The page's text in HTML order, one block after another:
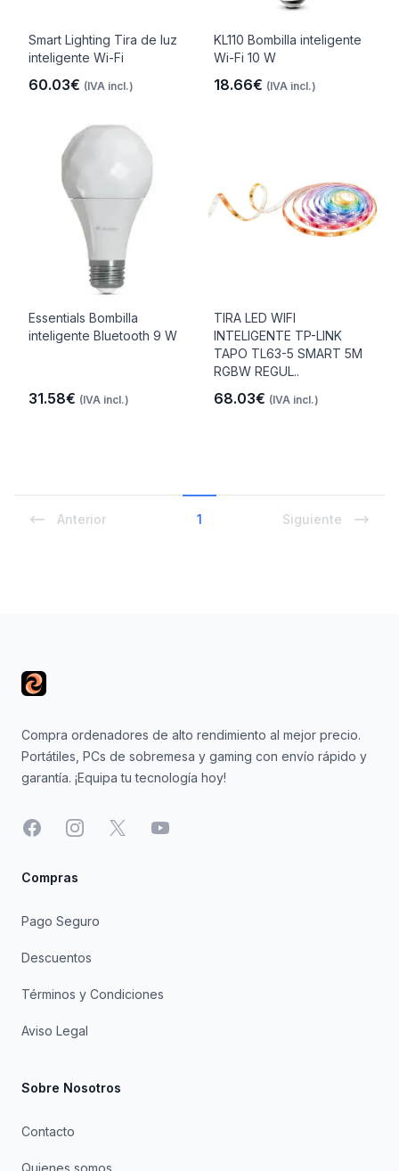
Smart Lighting Tira de luz
inteligente Wi-Fi
60.03€ (IVA incl.)
KL110 Bombilla inteligente
Wi-Fi 10 W
18.66€ (IVA incl.)
Essentials Bombilla
inteligente Bluetooth 9 W
31.58€ (IVA incl.)
TIRA LED WIFI
INTELIGENTE TP-LINK
TAPO TL63-5 SMART 5M
RGBW REGUL..
68.03€ (IVA incl.)
Anterior 1 Siguiente
Compra ordenadores de alto rendimiento al mejor precio.
Portátiles, PCs de sobremesa y gaming con envío rápido y
garantía. ¡Equipa tu tecnología hoy!
FacebookInstagram
X YouTube
Compras
Pago Seguro
Descuentos
Términos y Condiciones
Aviso Legal
Sobre Nosotros
Contacto
Quienes somos